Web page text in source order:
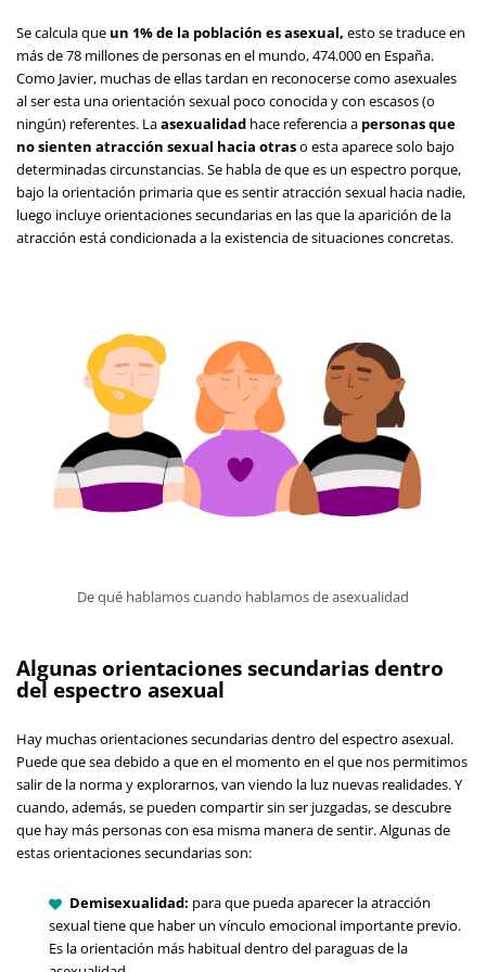
Se calcula que un 1% de la población es asexual, esto se traduce en
más de 78 millones de personas en el mundo, 474.000 en España.
Como Javier, muchas de ellas tardan en reconocerse como asexuales
al ser esta una orientación sexual poco conocida y con escasos (o
ningún) referentes. Laasexualidad hace referencia a personas que
no sienten atracción sexual hacia otraso esta aparece solo bajo
determinadas circunstancias. Se habla de que es un espectro porque,
bajo la orientación primaria que es sentir atracción sexual hacia nadie,
luego incluye orientaciones secundarias en las que la aparición de la
atracción está condicionada a la existencia de situaciones concretas.
De qué hablamos cuando hablamos de asexualidad
Algunas orientaciones secundarias dentro
del espectro asexual
Hay muchas orientaciones secundarias dentro del espectro asexual.
Puede que sea debido a que en el momento en el que nos permitimos
salir de la norma y explorarnos, van viendo la luz nuevas realidades. Y
cuando, además, se pueden compartir sin ser juzgadas, se descubre
que hay más personas con esa misma manera de sentir. Algunas de
estas orientaciones secundarias son:
Demisexualidad: para que pueda aparecer la atracción
sexual tiene que haber un vínculo emocional importante previo.
Es la orientación más habitual dentro del paraguas de la